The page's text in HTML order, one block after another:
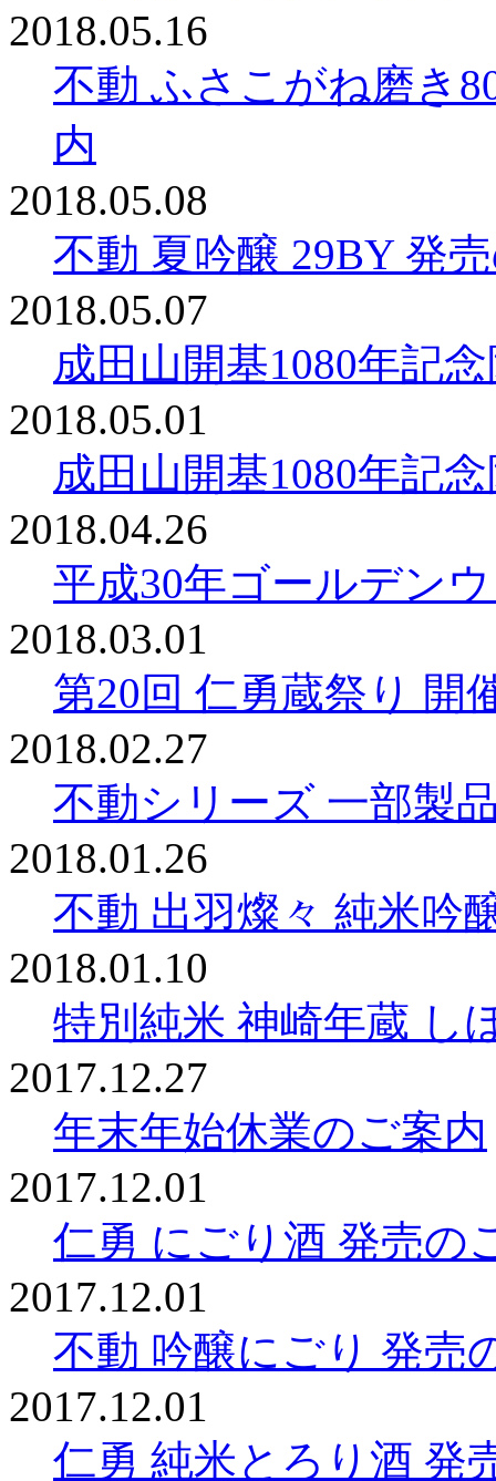
2018.05.16
不動 ふさこがね磨き
内
2018.05.08
不動 夏吟醸 29BY 発
2018.05.07
成田山開基1080年記
2018.05.01
成田山開基1080年記
2018.04.26
平成30年ゴールデン
2018.03.01
第20回 仁勇蔵祭り 開
2018.02.27
不動シリーズ 一部製
2018.01.26
不動 出羽燦々 純米吟
2018.01.10
特別純米 神崎年蔵 し
2017.12.27
年末年始休業のご案内
2017.12.01
仁勇 にごり酒 発売の
2017.12.01
不動 吟醸にごり 発売
2017.12.01
仁勇 純米とろり酒 発